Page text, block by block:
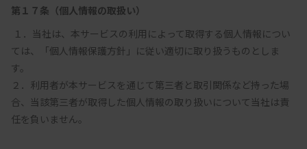
第１７条（個人情報の取扱い）
ては、「個人情報保護方針」に従い適切に取り扱うものとしま
す。
２．利用者が本サービスを通じて第三者と取引関係など持った場
合、当該第三者が取得した個人情報の取り扱いについて当社は責